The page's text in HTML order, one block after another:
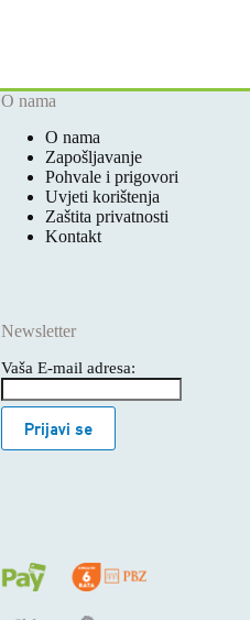
O nama
O nama
Zapošljavanje
Pohvale i prigovori
Uvjeti korištenja
Zaštita privatnosti
Kontakt
Newsletter
Vaša E-mail adresa:
Prijavi se